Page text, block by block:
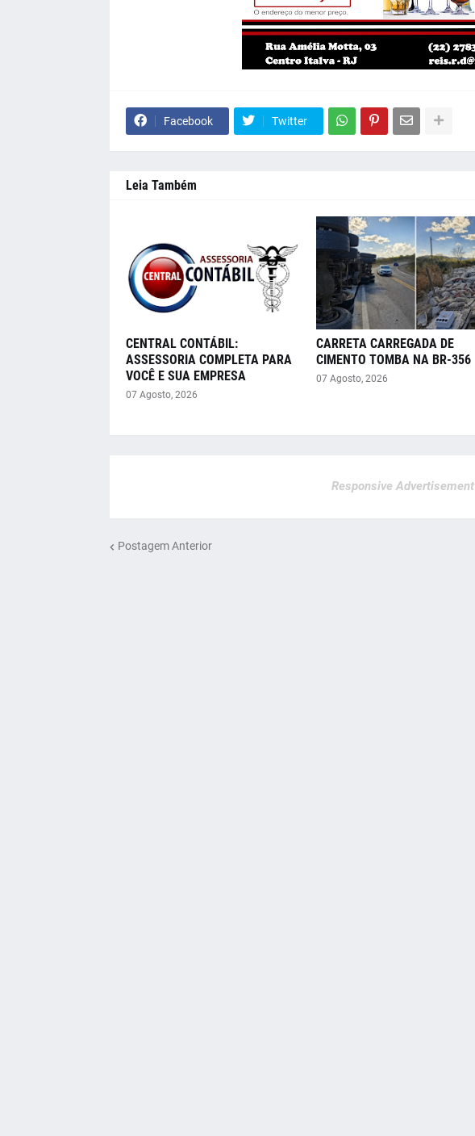
Facebook Twitter
Leia Também
CENTRAL CONTÁBIL:
ASSESSORIA COMPLETA PARA
VOCÊ E SUA EMPRESA
07 Agosto, 2026
CARRETA CARREGADA DE
CIMENTO TOMBA NA BR-356
07 Agosto, 2026
Responsive Advertisement
Postagem Anterior